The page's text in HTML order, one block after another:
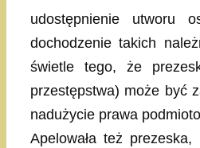
udostępnienie utworu
dochodzenie takich
świetle tego, że
przestępstwa) może być
nadużycie prawa
Apelowała też